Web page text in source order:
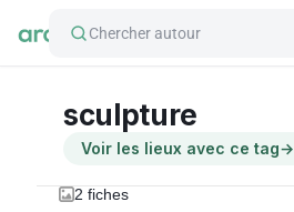
Chercher autour
sculpture
Voir les lieux avec ce tag→
2 fiches